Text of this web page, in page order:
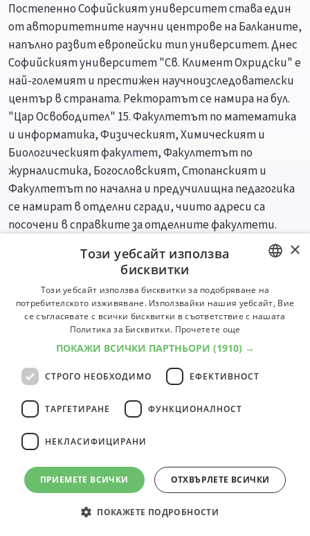
Постепенно Софийският университет става един
от авторитетните научни центрове на Балканите,
напълно развит европейски тип университет. Днес
Софийският университет "Св. Климент Охридски" е
най-големият и престижен научноизследователски
център в страната. Ректоратът се намира на бул.
"Цар Освободител" 15. Факултетът по математика
и информатика, Физическият, Химическият и
Биологическият факултет, Факултетът по
журналистика, Богословският, Стопанският и
Факултетът по начална и предучилищна педагогика
се намират в отделни сгради, чиито адреси са
посочени в справките за отделните факултети.
Специалности Професии
© 2000-2026 ФБО. Всички права запазени.
BULGARIAN
ENGLISH
×
Този уебсайт използва
бисквитки
Този уебсайт използва бисквитки за подобряване на
потребителското изживяване. Използвайки нашия уебсайт, Вие
се съгласявате с всички бисквитки в съответствие с нашата
Политика за Бисквитки. Прочетете още
ПОКАЖИ ВСИЧКИ ПАРТНЬОРИ (1910) →
СТРОГО НЕОБХОДИМО ЕФЕКТИВНОСТ
ТАРГЕТИРАНЕ ФУНКЦИОНАЛНОСТ
НЕКЛАСИФИЦИРАНИ
ПРИЕМЕТЕ ВСИЧКИ ОТХВЪРЛЕТЕ ВСИЧКИ
ПОКАЖЕТЕ ПОДРОБНОСТИ